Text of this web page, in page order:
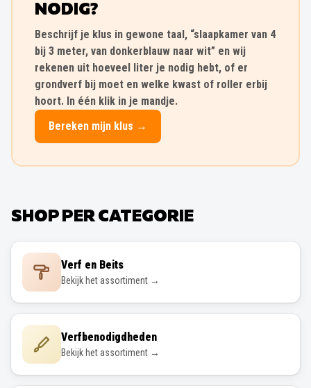
NODIG?
Beschrijf je klus in gewone taal, “slaapkamer van 4
bij 3 meter, van donkerblauw naar wit” en wij
rekenen uit hoeveel liter je nodig hebt, of er
grondverf bij moet en welke kwast of roller erbij
hoort. In één klik in je mandje.
Bereken mijn klus →
SHOP PER CATEGORIE
Verf en Beits
Bekijk het assortiment →
Verfbenodigdheden
Bekijk het assortiment →